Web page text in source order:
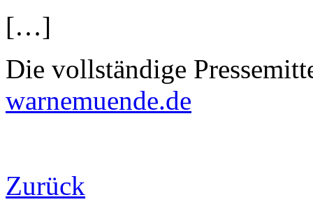
[…]
Die vollständige
warnemuende.de
Zurück